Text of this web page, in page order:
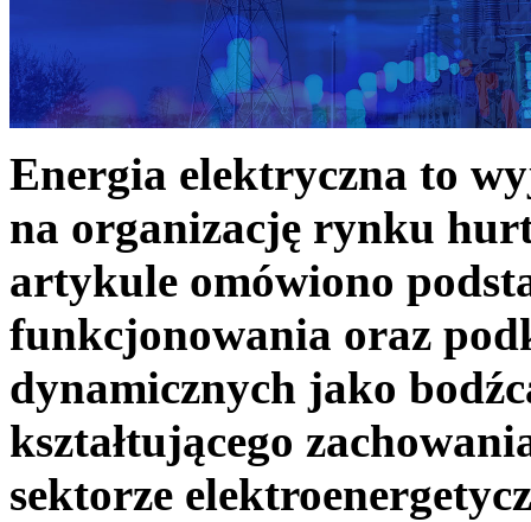
Energia elektryczna to
na organizację rynku
artykule omówiono
funkcjonowania oraz
dynamicznych jako
kształtującego
sektorze